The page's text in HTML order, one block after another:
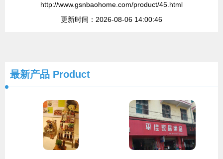
http://www.gsnbaohome.com/product/45.html
更新时间：2026-08-06 14:00:46
最新产品 Product